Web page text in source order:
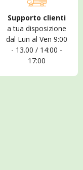
Supporto clienti
a tua disposizione
dal Lun al Ven 9:00
- 13.00 / 14:00 -
17:00